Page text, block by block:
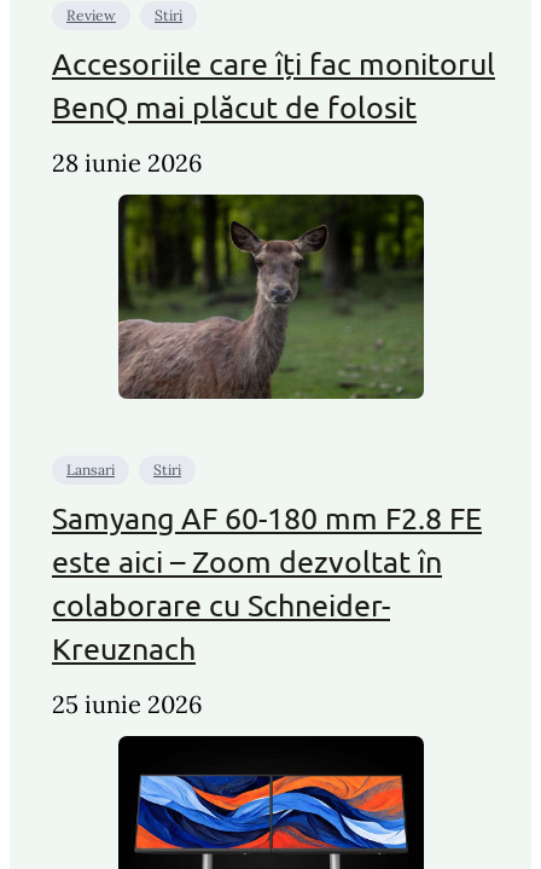
Review Stiri
Accesoriile care îți fac monitorul
BenQ mai plăcut de folosit
28 iunie 2026
Lansari Stiri
Samyang AF 60-180 mm F2.8 FE
este aici – Zoom dezvoltat în
colaborare cu Schneider-
Kreuznach
25 iunie 2026